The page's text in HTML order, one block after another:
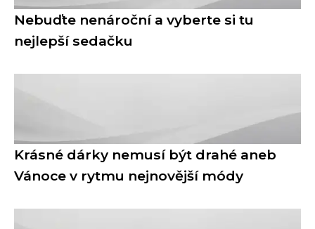
Nebuďte nenároční a vyberte si tu
nejlepší sedačku
Krásné dárky nemusí být drahé aneb
Vánoce v rytmu nejnovější módy